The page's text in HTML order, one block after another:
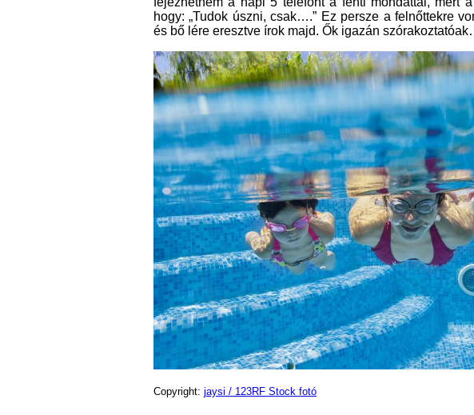
hogy: „Tudok úszni, csak….” Ez persze a felnőttekre
és bő lére eresztve írok majd. Ők igazán
Copyright: jaysi / 123RF Stock fotó